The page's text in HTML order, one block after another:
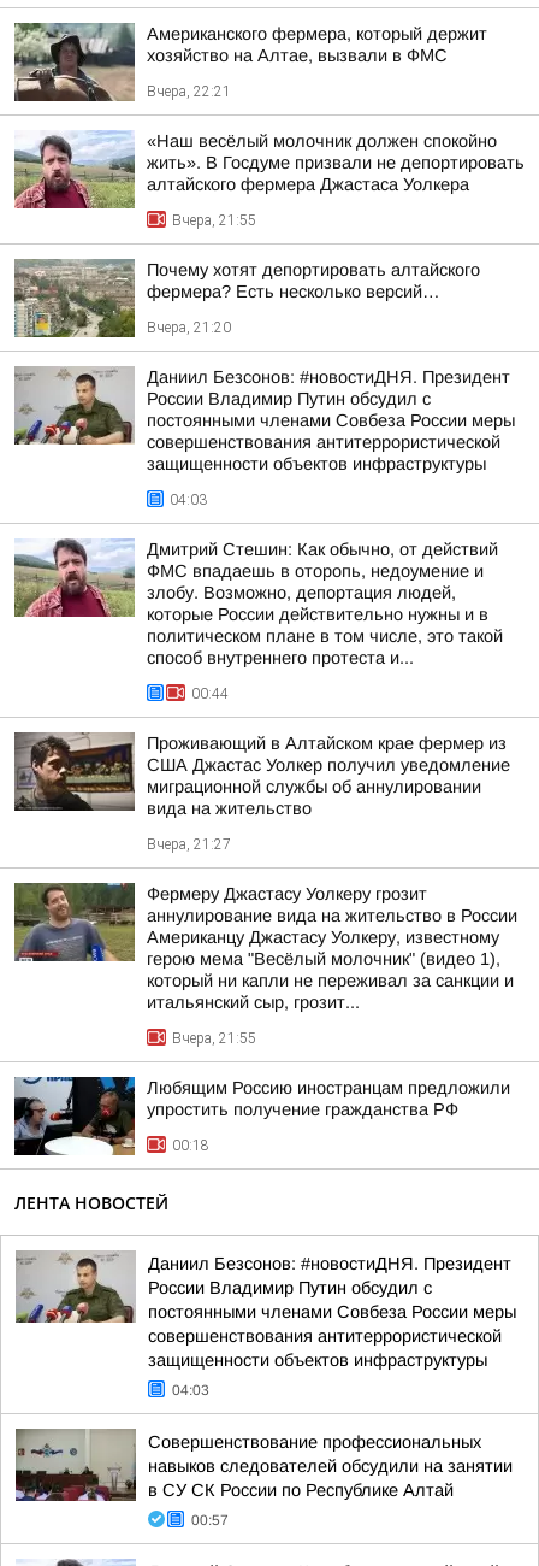
Американского фермера, который держит
хозяйство на Алтае, вызвали в ФМС
Вчера, 22:21
«Наш весёлый молочник должен спокойно
жить». В Госдуме призвали не депортировать
алтайского фермера Джастаса Уолкера
Вчера, 21:55
Почему хотят депортировать алтайского
фермера? Есть несколько версий…
Вчера, 21:20
Даниил Безсонов: #новостиДНЯ. Президент
России Владимир Путин обсудил с
постоянными членами Совбеза России меры
совершенствования антитеррористической
защищенности объектов инфраструктуры
04:03
Дмитрий Стешин: Как обычно, от действий
ФМС впадаешь в оторопь, недоумение и
злобу. Возможно, депортация людей,
которые России действительно нужны и в
политическом плане в том числе, это такой
способ внутреннего протеста и...
00:44
Проживающий в Алтайском крае фермер из
США Джастас Уолкер получил уведомление
миграционной службы об аннулировании
вида на жительство
Вчера, 21:27
Фермеру Джастасу Уолкеру грозит
аннулирование вида на жительство в России
Американцу Джастасу Уолкеру, известному
герою мема "Весёлый молочник" (видео 1),
который ни капли не переживал за санкции и
итальянский сыр, грозит...
Вчера, 21:55
Любящим Россию иностранцам предложили
упростить получение гражданства РФ
00:18
ЛЕНТА НОВОСТЕЙ
Даниил Безсонов: #новостиДНЯ. Президент
России Владимир Путин обсудил с
постоянными членами Совбеза России меры
совершенствования антитеррористической
защищенности объектов инфраструктуры
04:03
Совершенствование профессиональных
навыков следователей обсудили на занятии
в СУ СК России по Республике Алтай
00:57